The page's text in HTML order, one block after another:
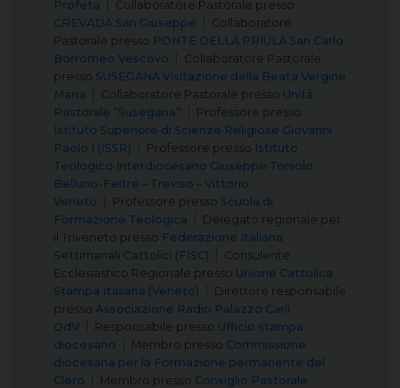
Profeta Collaboratore Pastorale presso
CREVADA San Giuseppe
Collaboratore
Pastorale presso PONTE DELLA PRIULA San Carlo
Borromeo Vescovo
Collaboratore Pastorale
presso SUSEGANA Visitazione della Beata Vergine
Maria
Collaboratore Pastorale presso Unità
Pastorale “Susegana”
Professore presso
Istituto Superiore di Scienze Religiose Giovanni
Paolo I (ISSR)
Professore presso Istituto
Teologico Interdiocesano Giuseppe Toniolo
Belluno-Feltre – Treviso – Vittorio
Veneto
Professore presso Scuola di
Formazione Teologica
Delegato regionale per
il Triveneto presso Federazione Italiana
Settimanali Cattolici (FISC)
Consulente
Ecclesiastico Regionale presso Unione Cattolica
Stampa Italiana (Veneto)
Direttore responsabile
presso Associazione Radio Palazzo Carli
OdV
Responsabile presso Ufficio stampa
diocesano
Membro presso Commissione
diocesana per la Formazione permanente del
Clero
Membro presso Consiglio Pastorale